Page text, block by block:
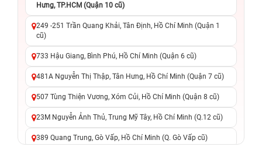
Hưng, TP.HCM (Quận 10 cũ)
249 -251 Trần Quang Khải, Tân Định, Hồ Chí Minh (Quận 1
cũ)
733 Hậu Giang, Bình Phú, Hồ Chí Minh (Quận 6 cũ)
481A Nguyễn Thị Thập, Tân Hưng, Hồ Chí Minh (Quận 7 cũ)
507 Tùng Thiện Vương, Xóm Củi, Hồ Chí Minh (Quận 8 cũ)
23M Nguyễn Ảnh Thủ, Trung Mỹ Tây, Hồ Chí Minh (Q.12 cũ)
389 Quang Trung, Gò Vấp, Hồ Chí Minh (Q. Gò Vấp cũ)